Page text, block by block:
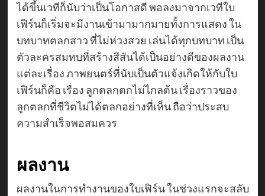
ได้ขึ้นเวทีก็นับว่าเป็นโอกาสดี พอลงมาจากเวทีใบ
เฟิร์นก็เริ่มจะมีงานเข้ามามากมายทั้งการแสดง ใน
บทบาทตลกสาว ที่ไม่ห่วงสวย เล่นได้ทุกบทบาท เป็น
ตัวละครสมทบที่สร้างสีสันได้เป็นอย่างดีของผลงาน
แต่ละเรื่อง ภาพยนตร์ที่นับเป็นตัวแจ้งเกิดให้กับใบ
เฟิร์นก็คือ เรื่อง ลูกตลกตกไม่ไกลต้น เรื่องราวของ
ลูกตลกที่ชีวิตไม่ได้ตลกอย่างที่เห็น ถือว่าประสบ
ความสำเร็จพอสมควร
ผลงาน
ผลงานในการทำงานของใบเฟิร์น ในช่วงแรกจะสลับ